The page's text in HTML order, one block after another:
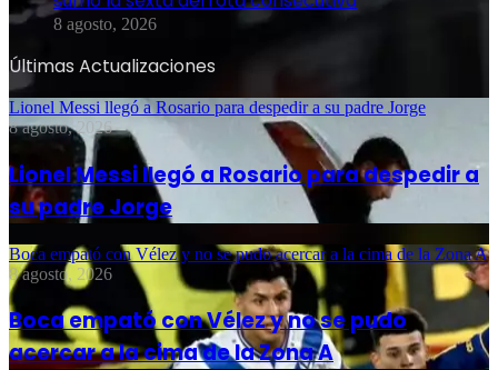
8 agosto, 2026
Últimas Actualizaciones
Lionel Messi llegó a Rosario para despedir a su padre Jorge
8 agosto, 2026
Lionel Messi llegó a Rosario para despedir a
su padre Jorge
Boca empató con Vélez y no se pudo acercar a la cima de la Zona A
8 agosto, 2026
Boca empató con Vélez y no se pudo
acercar a la cima de la Zona A